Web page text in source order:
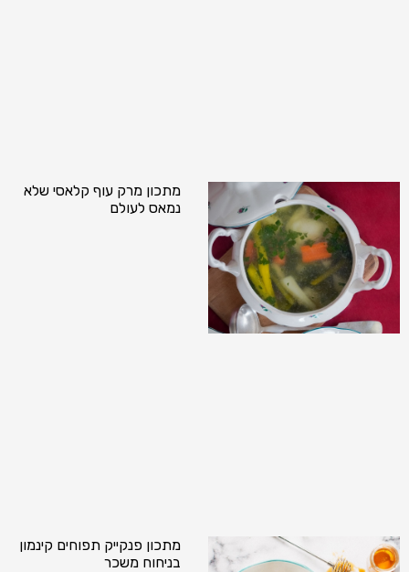
מתכון מרק עוף קלאסי שלא
נמאס לעולם
מתכון פנקייק תפוחים קינמון
בניחוח משכר